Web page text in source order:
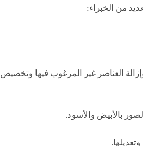
من الخبراء:
العناصر غير المرغوب فيها وتخصيص
بالأبيض والأسود.